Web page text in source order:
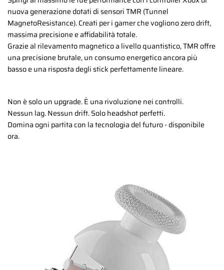
nuova generazione dotati di sensori TMR (Tunnel
MagnetoResistance). Creati per i gamer che vogliono zero drift,
massima precisione e affidabilità totale.
Grazie al rilevamento magnetico a livello quantistico, TMR offre
una precisione brutale, un consumo energetico ancora più
basso e una risposta degli stick perfettamente lineare.
Non è solo un upgrade. È una rivoluzione nei controlli.
Nessun lag. Nessun drift. Solo headshot perfetti.
Domina ogni partita con la tecnologia del futuro - disponibile
ora.